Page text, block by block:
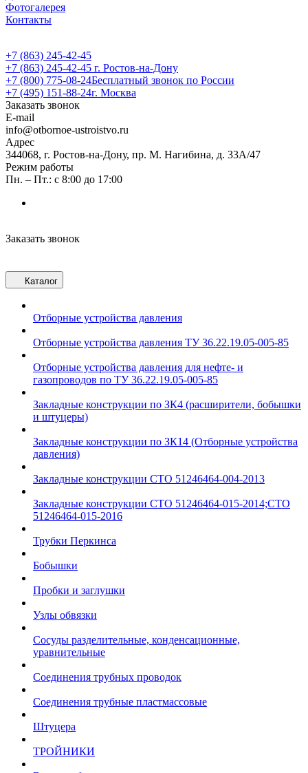
Фотогалерея
Контакты
+7 (863) 245-42-45
+7 (863) 245-42-45 г. Ростов-на-Дону
+7 (800) 775-08-24Бесплатный звонок по России
+7 (495) 151-88-24г. Москва
Заказать звонок
E-mail
info@otbornoe-ustroistvo.ru
Адрес
344068, г. Ростов-на-Дону, пр. М. Нагибина, д. 33А/47
Режим работы
Пн. – Пт.: с 8:00 до 17:00
Заказать звонок
Каталог
Отборные устройства давления
Отборные устройства давления ТУ 36.22.19.05-005-85
Отборные устройства давления для нефте- и
газопроводов по ТУ 36.22.19.05-005-85
Закладные конструкции по ЗК4 (расширители, бобышки
и штуцеры)
Закладные конструкции по ЗК14 (Отборные устройства
давления)
Закладные конструкции СТО 51246464-004-2013
Закладные конструкции СТО 51246464-015-2014;СТО
51246464-015-2016
Трубки Перкинса
Бобышки
Пробки и заглушки
Узлы обвязки
Сосуды разделительные, конденсационные,
уравнительные
Соединения трубных проводок
Соединения трубные пластмассовые
Штуцера
ТРОЙНИКИ